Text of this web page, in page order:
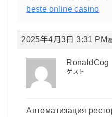
beste online casino
2025年4月3日 3:31 PM
RonaldCog
ゲスト
Автоматизация